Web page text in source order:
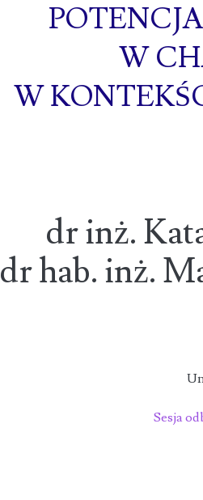
W
W
dr inż.
dr hab. inż.
Sesja